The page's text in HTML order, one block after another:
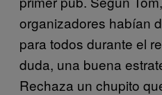
organizadores habían
para todos durante el
duda, una buena
Rechaza un chupito